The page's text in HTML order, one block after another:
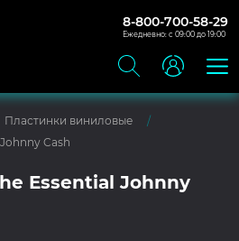
8-800-700-58-29
Ежедневно: с 09:00 до 19:00
Пластинки виниловые
Cash
Essential Johnny